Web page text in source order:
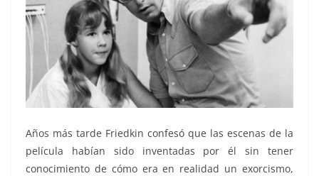
Años más tarde Friedkin confesó que las escenas de la
película habían sido inventadas por él sin tener
conocimiento de cómo era en realidad un exorcismo,